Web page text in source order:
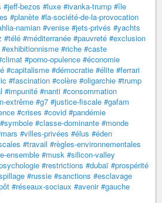
#jeff-bezos #luxe #ivanka-trump #île
#planète #la-société-de-la-provocation
namian #venise #jets-privés #yachts
#télé #méditerranée #pauvreté #exclusion
#exhibitionnisme #riche #caste
#porno-opulence #économie
#capitalisme #démocratie #élite #ferrari
#fascination #colère #oligarchie #trump
#impunité #nanti #consommation
extrême #g7 #justice-fiscale #gafam
#crises #covid #pandémie
#symbole #classe-dominante #monde
#villes-privées #élus #éden
#travail #règles-environnementales
ensemble #musk #silicon-valley
#restrictions #dubaï #prospérité
#russie #sanctions #esclavage
#réseaux-sociaux #avenir #gauche